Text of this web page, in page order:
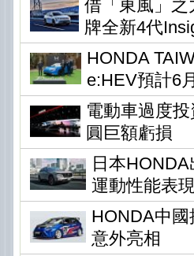
借「東風」
牌全新4代
HONDA
e:HEV預計6
電動車過度
圓巨額虧損
日本
運動性能表
HONDA中
意外亮相